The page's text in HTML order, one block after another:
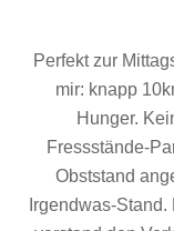
Perfekt zur
mir: knapp
Hunger.
Fressstände-
Obststand
Irgendwas-